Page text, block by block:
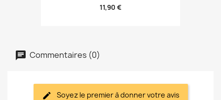
11,90 €
Commentaires (0)
Soyez le premier à donner votre avis